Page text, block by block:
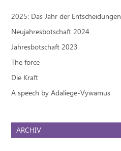
2025: Das Jahr der Entscheidungen
Neujahresbotschaft 2024
Jahresbotschaft 2023
The force
Die Kraft
A speech by Adaliege-Vywamus
ARCHIV